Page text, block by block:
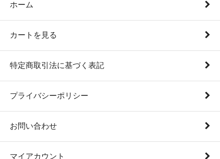
ホーム
カートを見る
特定商取引法に基づく表記
プライバシーポリシー
お問い合わせ
マイアカウント